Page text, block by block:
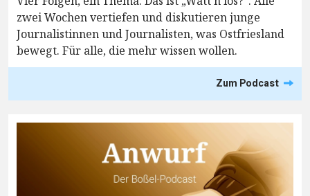
zwei Wochen vertiefen und diskutieren junge
Journalistinnen und Journalisten, was Ostfriesland
bewegt. Für alle, die mehr wissen wollen.
Zum Podcast